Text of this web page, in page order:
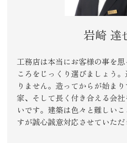
岩崎 達
工務店は本当にお客様の事を
ころをじっくり選びましょう
りません。造ってからが始ま
家、そして長く付き合える会
いです。建築は色々と難しい
すが誠心誠意対応させていただ